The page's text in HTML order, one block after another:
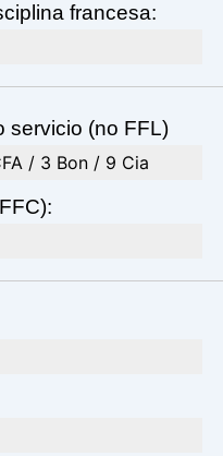
francesa:
servicio (no FFL)
/ 3 Bon / 9 Cia